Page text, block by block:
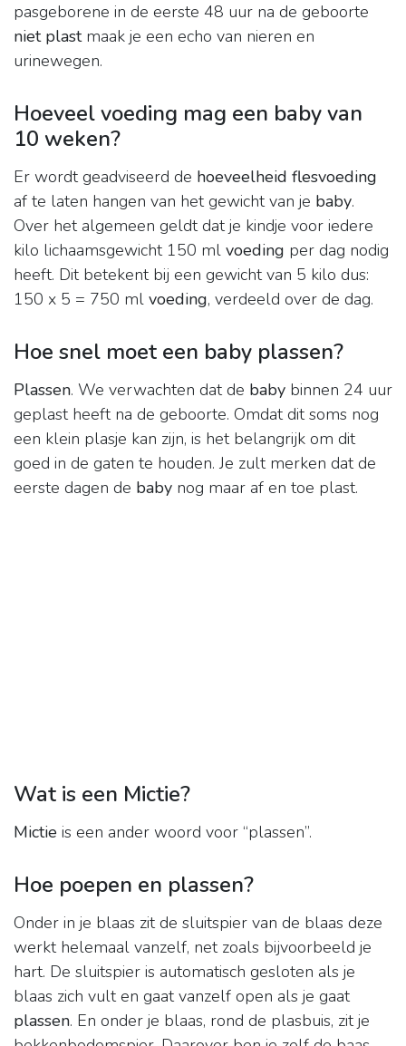
pasgeborene in de eerste 48 uur na de geboorte
niet plastmaak je een echo van nieren en
urinewegen.
Hoeveel voeding mag een baby van
10 weken?
Er wordt geadviseerd de hoeveelheid flesvoeding
af te laten hangen van het gewicht van je baby.
Over het algemeen geldt dat je kindje voor iedere
kilo lichaamsgewicht 150 ml voeding per dag nodig
heeft. Dit betekent bij een gewicht van 5 kilo dus:
150 x 5 = 750 ml voeding, verdeeld over de dag.
Hoe snel moet een baby plassen?
Plassen. We verwachten dat de baby binnen 24 uur
geplast heeft na de geboorte. Omdat dit soms nog
een klein plasje kan zijn, is het belangrijk om dit
goed in de gaten te houden. Je zult merken dat de
eerste dagen de baby nog maar af en toe plast.
Wat is een Mictie?
Mictie is een ander woord voor “plassen”.
Hoe poepen en plassen?
Onder in je blaas zit de sluitspier van de blaas deze
werkt helemaal vanzelf, net zoals bijvoorbeeld je
hart. De sluitspier is automatisch gesloten als je
blaas zich vult en gaat vanzelf open als je gaat
plassen. En onder je blaas, rond de plasbuis, zit je